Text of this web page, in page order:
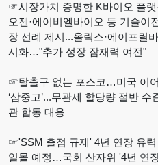
☞시장가치 증명한 K바이오 플
오젠·에이비엘바이오 등 기술이
장 선례 제시...올릭스·에이프릴
시화…"추가 성장 잠재력 여전"
☞탈출구 없는 포스코…미국 이
‘삼중고’...무관세 할당량 절반
관 합동 대응
☞'SSM 출점 규제' 4년 연장 유
일몰 예정…국회 산자위 '4년 연